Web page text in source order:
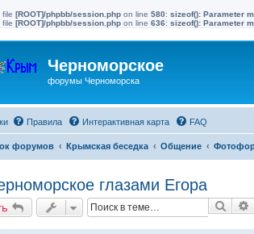
file [ROOT]/phpbb/session.php on line 580: sizeof(): Parameter
file [ROOT]/phpbb/session.php on line 636: sizeof(): Parameter
Черноморское
форумы Черноморска
Правила Интерактивная карта FAQ
форумов Крымская беседка Общение
глазами Егора
Поиск